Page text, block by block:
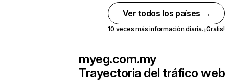
Ver todos los países →
10 veces más información diaria. ¡Gratis!
myeg.com.my
Trayectoria del tráfico web